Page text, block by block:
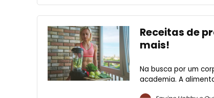
Receitas de
mais!
Na busca por um
academia. A